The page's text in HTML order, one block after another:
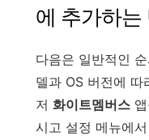
에 추가하는
다음은 일반적인
델과 OS 버전에 따
저 화이트멤버스
시고 설정 메뉴에